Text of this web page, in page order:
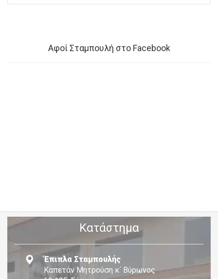
Τραπεζι 04
Τραπεζαρια 03
Αφοί Σταμπουλή στο Facebook
Κατάστημα
Έπιπλα Σταμπουλής
Καπετάν Μητρούση κ΄ Βύρωνος